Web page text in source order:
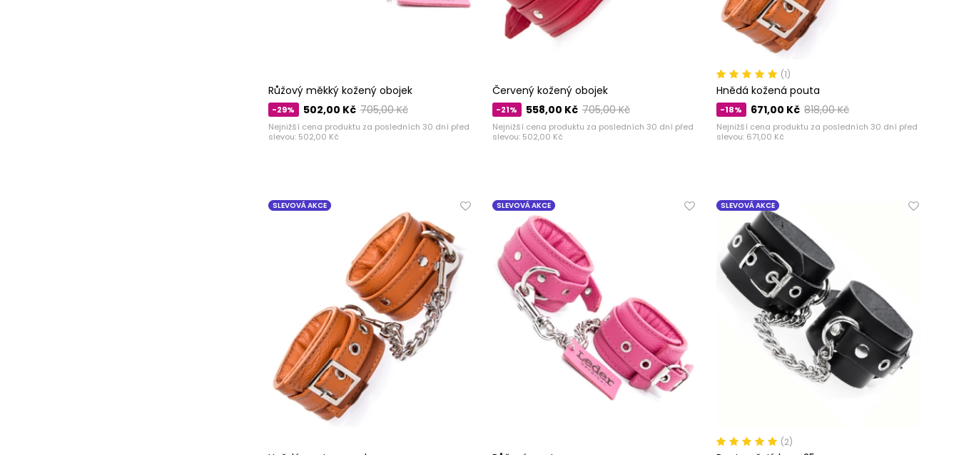
Růžový měkký kožený obojek
-29% 705,00 Kč
502,00 Kč
Nejnižší cena produktu za posledních 30 dní před
slevou: 502,00 Kč
Červený kožený obojek
-21% 705,00 Kč
558,00 Kč
Nejnižší cena produktu za posledních 30 dní před
slevou: 502,00 Kč
(1)
Hnědá kožená pouta
-18% 818,00 Kč
671,00 Kč
Nejnižší cena produktu za posledních 30 dní před
slevou: 671,00 Kč
SLEVOVÁ AKCE SLEVOVÁ AKCE SLEVOVÁ AKCE
(2)